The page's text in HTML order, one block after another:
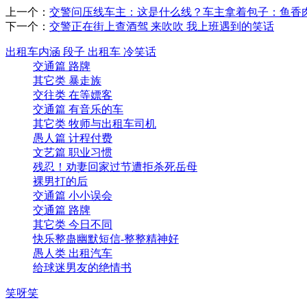
上一个： 交警问压线车主：这是什么线？车主拿着包子：鱼香
下一个： 交警正在街上查酒驾 来吹吹 我上班遇到的笑话
出租车内涵 段子 出租车 冷笑话
交通篇 路牌
其它类 暴走族
交往类 在等嫖客
交通篇 有音乐的车
其它类 牧师与出租车司机
愚人篇 计程付费
文艺篇 职业习惯
残忍！劝妻回家过节遭拒杀死岳母
裸男打的后
交通篇 小小误会
交通篇 路牌
其它类 今日不同
快乐整蛊幽默短信-整整精神好
愚人类 出租汽车
给球迷男友的绝情书
笑呀笑